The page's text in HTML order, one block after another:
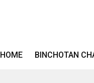
HOME BINCHOTAN